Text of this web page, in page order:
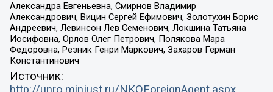
Александра Евгеньевна, Смирнов Владимир
Александрович, Вицин Сергей Ефимович, Золотухин Борис
Андреевич, Левинсон Лев Семенович, Локшина Татьяна
Иосифовна, Орлов Олег Петрович, Полякова Мара
Федоровна, Резник Генри Маркович, Захаров Герман
Константинович
Источник: